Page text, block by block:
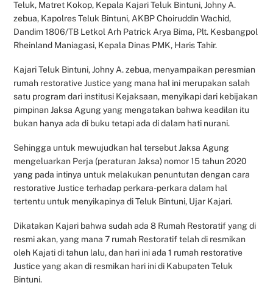
Teluk, Matret Kokop, Kepala Kajari Teluk Bintuni, Johny A.
zebua, Kapolres Teluk Bintuni, AKBP Choiruddin Wachid,
Dandim 1806/TB Letkol Arh Patrick Arya Bima, Plt. Kesbangpol
Rheinland Maniagasi, Kepala Dinas PMK, Haris Tahir.
Kajari Teluk Bintuni, Johny A. zebua, menyampaikan peresmian
rumah restorative Justice yang mana hal ini merupakan salah
satu program dari institusi Kejaksaan, menyikapi dari kebijakan
pimpinan Jaksa Agung yang mengatakan bahwa keadilan itu
bukan hanya ada di buku tetapi ada di dalam hati nurani.
Sehingga untuk mewujudkan hal tersebut Jaksa Agung
mengeluarkan Perja (peraturan Jaksa) nomor 15 tahun 2020
yang pada intinya untuk melakukan penuntutan dengan cara
restorative Justice terhadap perkara-perkara dalam hal
tertentu untuk menyikapinya di Teluk Bintuni, Ujar Kajari.
Dikatakan Kajari bahwa sudah ada 8 Rumah Restoratif yang di
resmi akan, yang mana 7 rumah Restoratif telah di resmikan
oleh Kajati di tahun lalu, dan hari ini ada 1 rumah restorative
Justice yang akan di resmikan hari ini di Kabupaten Teluk
Bintuni.